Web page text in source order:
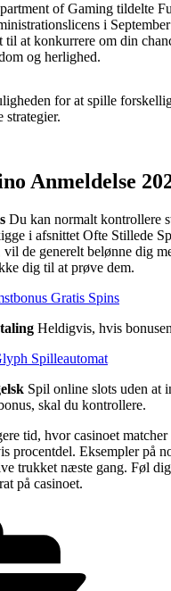
of Gaming tildelte
i
til at konkurrere om din
og herlighed.
for at spille
strategier.
Anmeldelse
Du kan normalt kontrollere
i afsnittet Ofte Stillede
vil de generelt belønne dig
dig til at prøve dem.
Gratis Spins
Heldigvis, hvis
Spilleautomat
Spil online slots uden at
skal du kontrollere.
tid, hvor casinoet
procentdel. Eksempler på
trukket næste gang. Føl
på casinoet.